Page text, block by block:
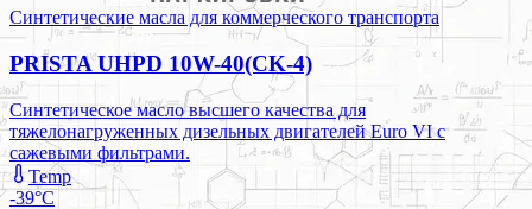
Синтетические масла для коммерческого транспорта
PRISTA UHPD 10W-40(CK-4)
Синтетическое масло высшего качества для
тяжелонагруженных дизельных двигателей Euro VI с
сажевыми фильтрами.
Temp
-39°C